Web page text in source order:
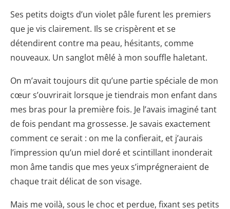
Ses petits doigts d’un violet pâle furent les premiers
que je vis clairement. Ils se crispèrent et se
détendirent contre ma peau, hésitants, comme
nouveaux. Un sanglot mêlé à mon souffle haletant.
On m’avait toujours dit qu’une partie spéciale de mon
cœur s’ouvrirait lorsque je tiendrais mon enfant dans
mes bras pour la première fois. Je l’avais imaginé tant
de fois pendant ma grossesse. Je savais exactement
comment ce serait : on me la confierait, et j’aurais
l’impression qu’un miel doré et scintillant inonderait
mon âme tandis que mes yeux s’imprégneraient de
chaque trait délicat de son visage.
Mais me voilà, sous le choc et perdue, fixant ses petits